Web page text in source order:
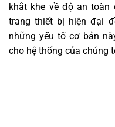
khắt khe về độ an toàn
trang thiết bị hiện đại
những yếu tố cơ bản
cho hệ thống của chúng